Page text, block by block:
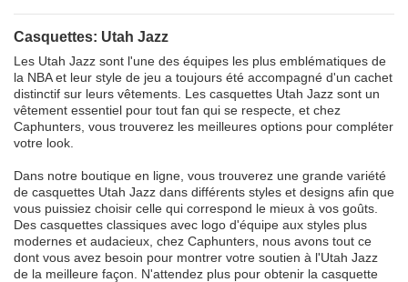
Casquettes: Utah Jazz
Les Utah Jazz sont l'une des équipes les plus emblématiques de
la NBA et leur style de jeu a toujours été accompagné d'un cachet
distinctif sur leurs vêtements. Les casquettes Utah Jazz sont un
vêtement essentiel pour tout fan qui se respecte, et chez
Caphunters, vous trouverez les meilleures options pour compléter
votre look.
Dans notre boutique en ligne, vous trouverez une grande variété
de casquettes Utah Jazz dans différents styles et designs afin que
vous puissiez choisir celle qui correspond le mieux à vos goûts.
Des casquettes classiques avec logo d'équipe aux styles plus
modernes et audacieux, chez Caphunters, nous avons tout ce
dont vous avez besoin pour montrer votre soutien à l'Utah Jazz
de la meilleure façon. N'attendez plus pour obtenir la casquette